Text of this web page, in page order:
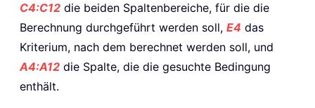
C4:C12 die beiden Spaltenbereiche, für die die
Berechnung durchgeführt werden soll, E4 das
Kriterium, nach dem berechnet werden soll, und
A4:A12 die Spalte, die die gesuchte Bedingung
enthält.